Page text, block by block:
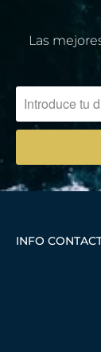
Las
INFO